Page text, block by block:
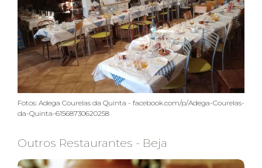
Fotos: Adega Courelas da Quinta - facebook.com/p/Adega-Courelas-
da-Quinta-61568730620258
Outros Restaurantes - Beja